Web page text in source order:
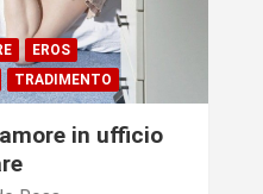
EROS
TRADIMENTO
in ufficio